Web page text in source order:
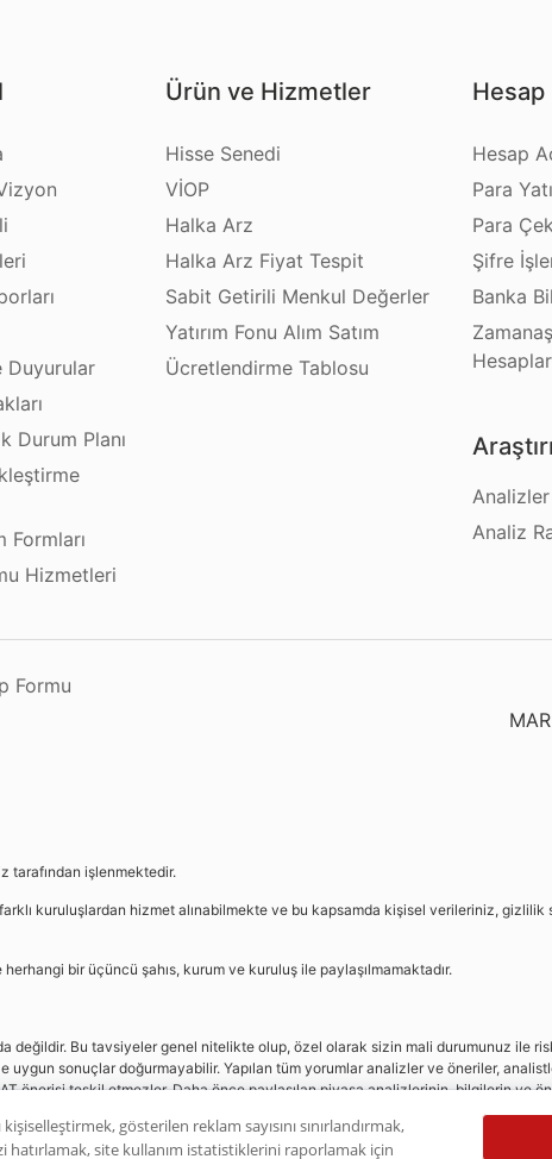
Duyurular
Durum Planı
Formları
Hizmetleri
Ürün ve Hizmetler
Hisse Senedi
VİOP
Halka Arz
Halka Arz Fiyat Tespit
Sabit Getirili Menkul Değerler
Yatırım Fonu Alım Satım
Ücretlendirme Tablosu
Hesap
Para
Para
Şifre
Banka
Hesaplar
Analizler
Analiz
Formu
tarafından işlenmektedir.
kuruluşlardan hizmet alınabilmekte ve bu kapsamda kişisel verileriniz,
bir üçüncü şahıs, kurum ve kuruluş ile paylaşılmamaktadır.
değildir. Bu tavsiyeler genel nitelikte olup, özel olarak sizin mali durumunuz ile
uygun sonuçlar doğurmayabilir. Yapılan tüm yorumlar analizler ve öneriler,
önerisi teşkil etmezler. Daha önce paylaşılan piyasa analizlerinin, bilgilerin ve
gösterilen reklam sayısını sınırlandırmak,
site kullanım istatistiklerini raporlamak için